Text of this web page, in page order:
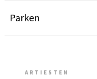
Parken
ARTIESTEN